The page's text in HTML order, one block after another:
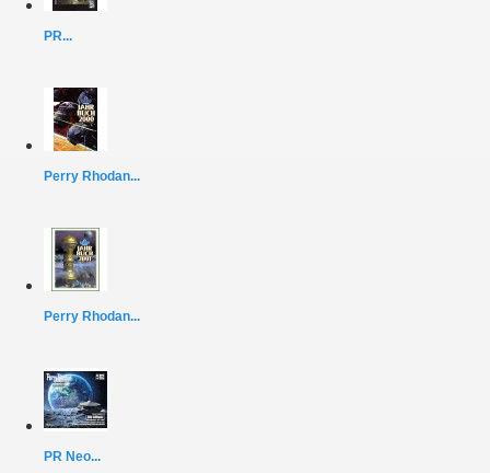
PR...
Perry Rhodan...
Perry Rhodan...
PR Neo...